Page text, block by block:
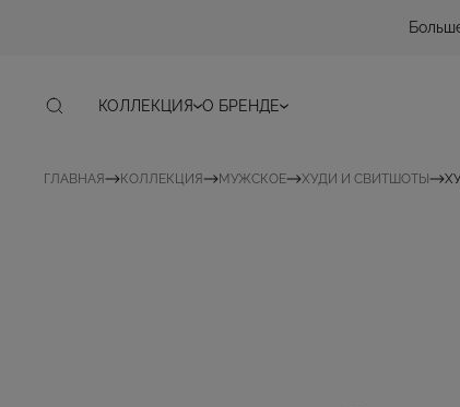
КОЛЛЕКЦИЯ О БРЕНДЕ
ГЛАВНАЯ КОЛЛЕКЦИЯ МУЖСКОЕ ХУДИ И СВИТШОТЫ